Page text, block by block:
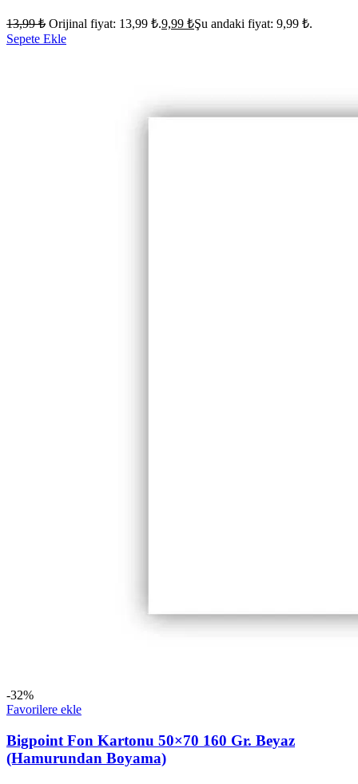
13,99₺ Orijinal fiyat: 13,99 ₺.9,99 ₺Şu andaki fiyat: 9,99 ₺.
Sepete Ekle
-32%
Favorilere ekle
Bigpoint Fon Kartonu 50×70 160 Gr. Beyaz
(Hamurundan Boyama)